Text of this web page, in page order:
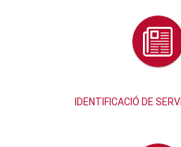
IDENTIFICACIÓ DE